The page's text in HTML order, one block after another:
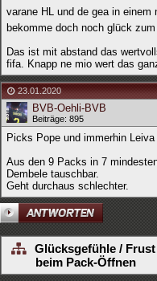
varane HL und de gea in einem
bekomme doch noch glück
Das ist mit abstand das
fifa. Knapp ne mio wert das
23.01.2020
BVB-Oehli-BVB
Beiträge: 895
Picks Pope und immerhin
Aus den 9 Packs in 7
Dembele tauschbar.
Geht durchaus schlechter.
Glücksgefühle / Frust
beim Pack-Öffnen